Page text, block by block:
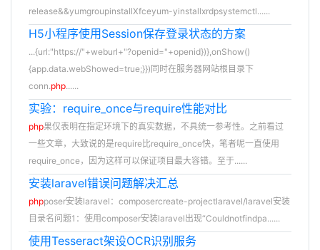
release&&yumgroupinstallXfceyum-yinstallxrdpsystemctl......
H5小程序使用Session保存登录状态的方案
...{url:"https://"+weburl+"?openid="+openid})},onShow()
{app.data.webShowed=true;}})同时在服务器网站根目录下
conn.php......
实验：require_once与require性能对比
php果仅表明在指定环境下的真实数据，不具统一参考性。之前看过
一些文章，大致说的是require比require_once快，笔者呢一直使用
require_once，因为这样可以保证项目最大容错。至于......
安装laravel错误问题解决汇总
phpposer安装laravel：composercreate-projectlaravel/laravel安装
目录名问题1：使用composer安装laravel出现“Couldnotfindpa......
使用Tesseract架设OCR识别服务